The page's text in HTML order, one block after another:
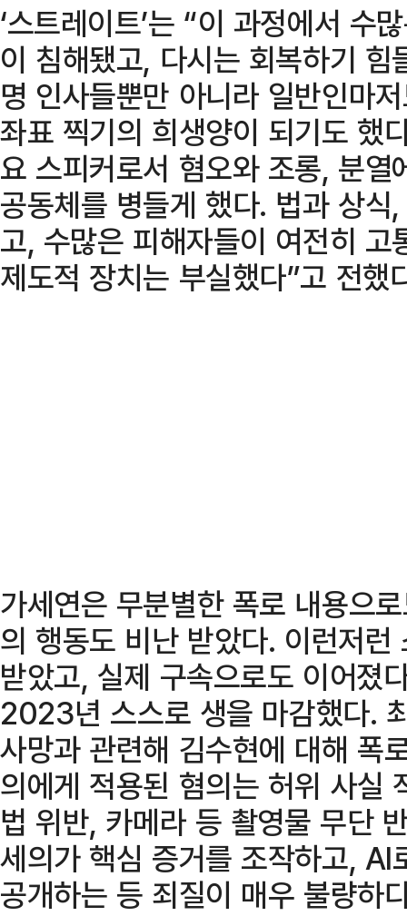
‘스트레이트’는 “이 과정에서 수
이 침해됐고, 다시는 회복하기
명 인사들뿐만 아니라 일반인마
좌표 찍기의 희생양이 되기도 했
요 스피커로서 혐오와 조롱, 분
공동체를 병들게 했다. 법과 상
고, 수많은 피해자들이 여전히
제도적 장치는 부실했다”고 전했
가세연은 무분별한 폭로 내용으
의 행동도 비난 받았다. 이런저
받았고, 실제 구속으로도 이어졌
2023년 스스로 생을 마감했다.
사망과 관련해 김수현에 대해 폭
의에게 적용된 혐의는 허위 사실
법 위반, 카메라 등 촬영물 무단
세의가 핵심 증거를 조작하고,
공개하는 등 죄질이 매우 불량하